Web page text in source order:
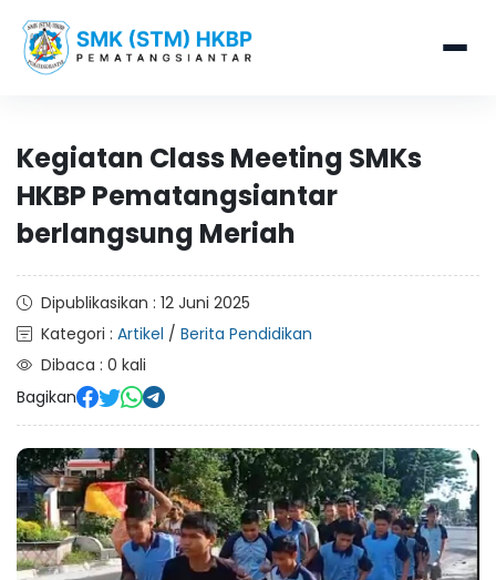
Kegiatan Class Meeting SMKs
HKBP Pematangsiantar
berlangsung Meriah
Dipublikasikan : 12 Juni 2025
Kategori : Artikel / Berita Pendidikan
Dibaca : 0 kali
Bagikan